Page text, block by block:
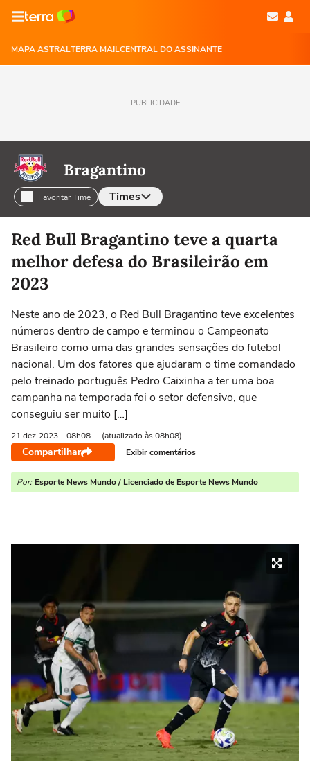
MAPA ASTRALTERRA MAILCENTRAL DO ASSINANTE
PUBLICIDADE
Bragantino
Favoritar Time Times
Selecione o time para ver as notícias
Red Bull Bragantino teve a quarta
melhor defesa do Brasileirão em
2023
Neste ano de 2023, o Red Bull Bragantino teve excelentes
números dentro de campo e terminou o Campeonato
Brasileiro como uma das grandes sensações do futebol
nacional. Um dos fatores que ajudaram o time comandado
pelo treinado português Pedro Caixinha a ter uma boa
campanha na temporada foi o setor defensivo, que
conseguiu ser muito […]
21 dez 2023 - 08h08 (atualizado às 08h08)
Compartilhar Exibir comentários
Por: Esporte News Mundo / Licenciado de Esporte News Mundo